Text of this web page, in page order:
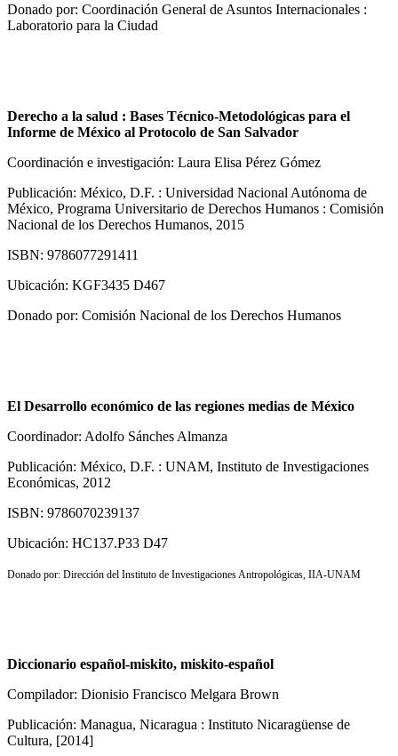
Donado por: Coordinación General de Asuntos Internacionales :
Laboratorio para la Ciudad
Derecho a la salud : Bases Técnico-Metodológicas para el
Informe de México al Protocolo de San Salvador
Coordinación e investigación: Laura Elisa Pérez Gómez
Publicación: México, D.F. : Universidad Nacional Autónoma de
México, Programa Universitario de Derechos Humanos : Comisión
Nacional de los Derechos Humanos, 2015
ISBN: 9786077291411
Ubicación: KGF3435 D467
Donado por: Comisión Nacional de los Derechos Humanos
El Desarrollo económico de las regiones medias de México
Coordinador: Adolfo Sánches Almanza
Publicación: México, D.F. : UNAM, Instituto de Investigaciones
Económicas, 2012
ISBN: 9786070239137
Ubicación: HC137.P33 D47
Donado por: Dirección del Instituto de Investigaciones Antropológicas, IIA-UNAM
Diccionario español-miskito, miskito-español
Compilador: Dionisio Francisco Melgara Brown
Publicación: Managua, Nicaragua : Instituto Nicaragüense de
Cultura, [2014]